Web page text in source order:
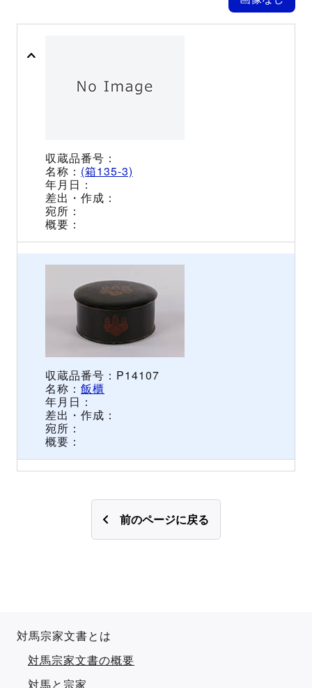
(箱135-3)
P14107
飯櫃
前のページに戻る
対馬宗家文書とは
対馬宗家文書の概要
対馬と宗家